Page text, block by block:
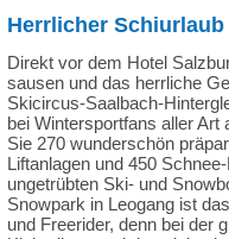
Herrlicher
Direkt vor dem Hotel
sausen und das herrliche
Skicircus-Saalbach-
bei Wintersportfans aller Art
Sie 270 wunderschön
Liftanlagen und 450
ungetrübten Ski- und
Snowpark in Leogang ist
und Freerider, denn bei der